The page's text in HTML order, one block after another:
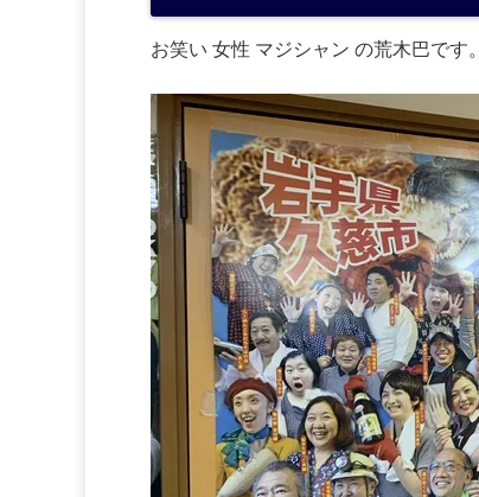
a
お笑い 女性 マジシャン の荒木巴です。